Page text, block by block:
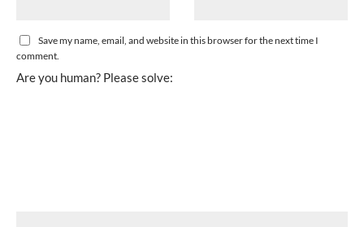
Save my name, email, and website in this browser for the next time I
comment.
Are you human? Please solve: